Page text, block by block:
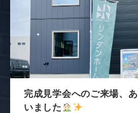
完成見学会へのご来場、
いました